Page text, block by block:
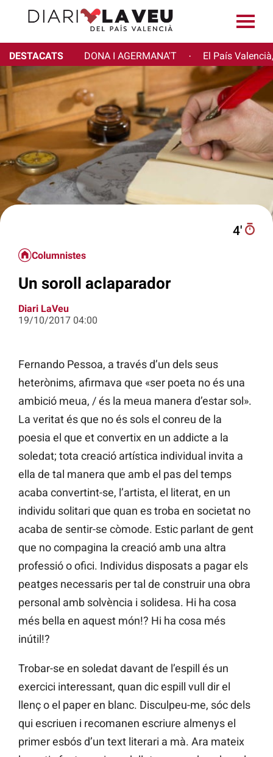
DESTACATS DONA I AGERMANA'T · El País
4′
Columnistes
Un soroll aclaparador
Diari LaVeu
19/10/2017 04:00
Fernando Pessoa, a través d’un dels seus
heterònims, afirmava que «ser poeta no és una
ambició meua, / és la meua manera d’estar sol».
La veritat és que no és sols el conreu de la
poesia el que et convertix en un addicte a la
soledat; tota creació artística individual invita a
ella de tal manera que amb el pas del temps
acaba convertint-se, l’artista, el literat, en un
individu solitari que quan es troba en societat no
acaba de sentir-se còmode. Estic parlant de gent
que no compagina la creació amb una altra
professió o ofici. Individus disposats a pagar els
peatges necessaris per tal de construir una obra
personal amb solvència i solidesa. Hi ha cosa
més bella en aquest món!? Hi ha cosa més
inútil!?
Trobar-se en soledat davant de l’espill és un
exercici interessant, quan dic espill vull dir el
llenç o el paper en blanc. Disculpeu-me, sóc dels
qui escriuen i recomanen escriure almenys el
primer esbós d’un text literari a mà. Ara mateix